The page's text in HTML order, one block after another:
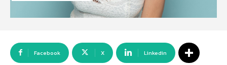
Facebook X Linkedin